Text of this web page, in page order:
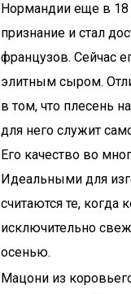
Нормандии еще в 18
признание и стал
французов. Сейчас
элитным сыром.
в том, что плесень
для него служит
Его качество во
Идеальными для
считаются те, когда
исключительно
осенью.
Мацони из